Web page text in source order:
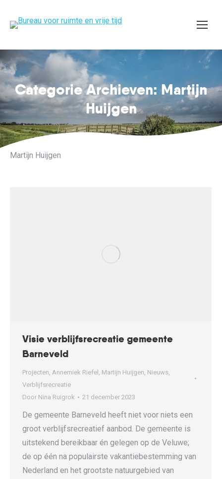
Categorie Archieven: Martijn
Huijgen
Je bent hier:
Martijn Huijgen
Visie verblijfsrecreatie gemeente
Barneveld
Projecten, Annemiek Riefel , Martijn Huijgen, Nieuws,
Verblijfsrecreatie
Door Nina Ruigrok 21 december 2023
De gemeente Barneveld heeft niet voor niets een
groot verblijfsrecreatief aanbod. De gemeente is
uitstekend bereikbaar én gelegen op de Veluwe;
de op één na populairste vakantiebestemming van
Nederland en het grootste natuurgebied van